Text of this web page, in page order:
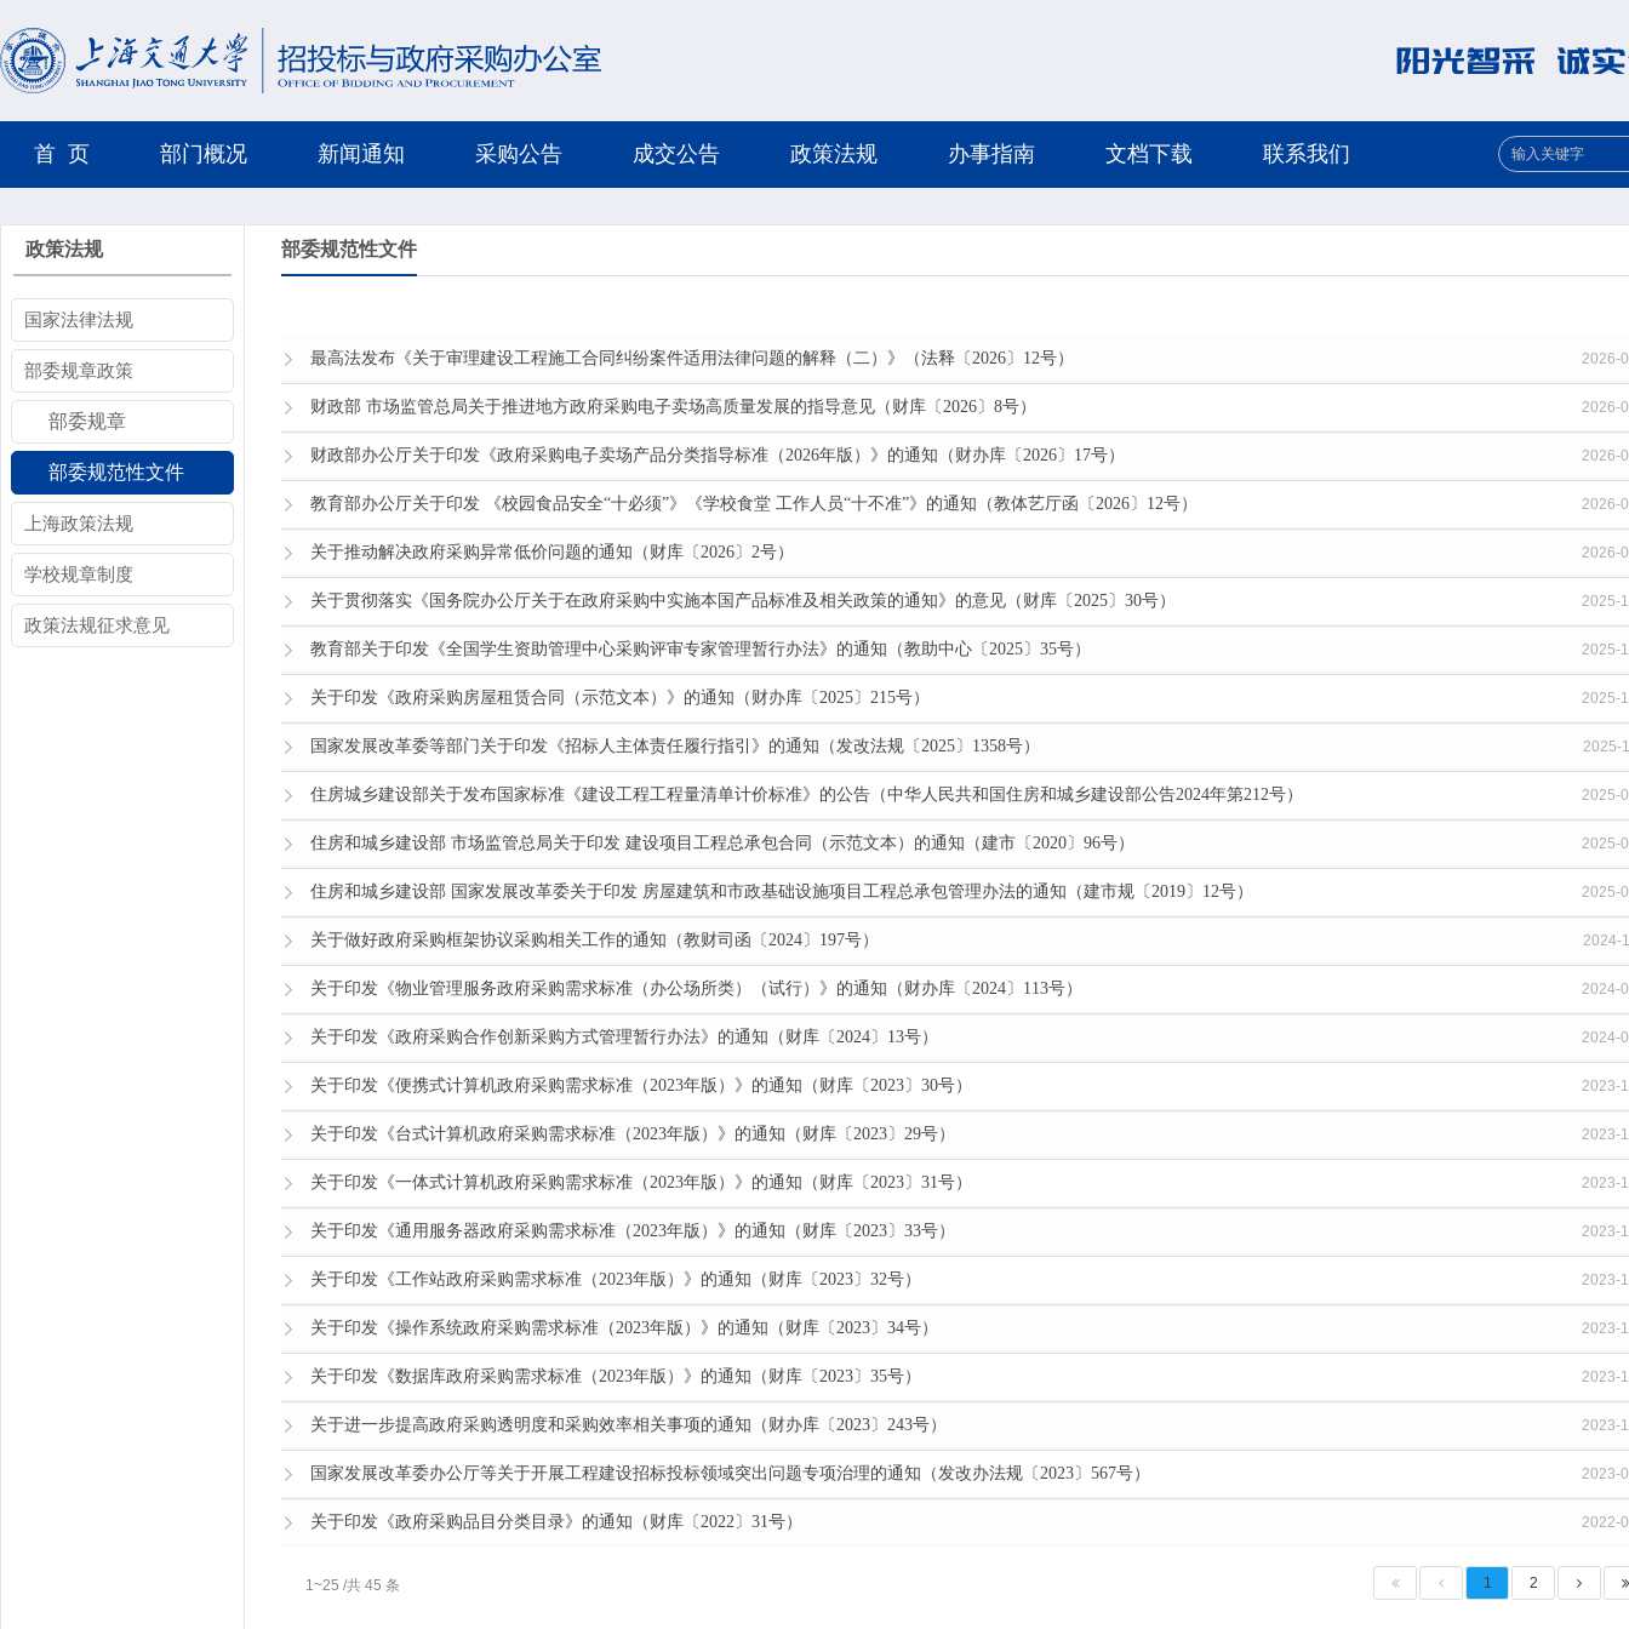
首 页 部门概况 新闻通知 采购公告 成交公告 政策法规 办事指南 文档下载 联系我们
政策法规
国家法律法规
部委规章政策
部委规章
部委规范性文件
上海政策法规
学校规章制度
政策法规征求意见
部委规范性文件
最高法发布《关于审理建设工程施工合同纠纷案件适用法律问题的解释（二）》（法释〔2026〕12号） 2026-
财政部 市场监管总局关于推进地方政府采购电子卖场高质量发展的指导意见（财库〔2026〕8号） 2026-
财政部办公厅关于印发《政府采购电子卖场产品分类指导标准（2026年版）》的通知（财办库〔2026〕17号） 2026-
教育部办公厅关于印发 《校园食品安全“十必须”》《学校食堂 工作人员“十不准”》的通知（教体艺厅函〔2026〕12号） 2026-
关于推动解决政府采购异常低价问题的通知（财库〔2026〕2号） 2026-
关于贯彻落实《国务院办公厅关于在政府采购中实施本国产品标准及相关政策的通知》的意见（财库〔2025〕30号） 2025-
教育部关于印发《全国学生资助管理中心采购评审专家管理暂行办法》的通知（教助中心〔2025〕35号） 2025-
关于印发《政府采购房屋租赁合同（示范文本）》的通知（财办库〔2025〕215号） 2025-
国家发展改革委等部门关于印发《招标人主体责任履行指引》的通知（发改法规〔2025〕1358号） 2025-
住房城乡建设部关于发布国家标准《建设工程工程量清单计价标准》的公告（中华人民共和国住房和城乡建设部公告2024年第212号） 2025-
住房和城乡建设部 市场监管总局关于印发 建设项目工程总承包合同（示范文本）的通知（建市〔2020〕96号） 2025-
住房和城乡建设部 国家发展改革委关于印发 房屋建筑和市政基础设施项目工程总承包管理办法的通知（建市规〔2019〕12号） 2025-
关于做好政府采购框架协议采购相关工作的通知（教财司函〔2024〕197号） 2024-
关于印发《物业管理服务政府采购需求标准（办公场所类）（试行）》的通知（财办库〔2024〕113号） 2024-
关于印发《政府采购合作创新采购方式管理暂行办法》的通知（财库〔2024〕13号） 2024-
关于印发《便携式计算机政府采购需求标准（2023年版）》的通知（财库〔2023〕30号） 2023-
关于印发《台式计算机政府采购需求标准（2023年版）》的通知（财库〔2023〕29号） 2023-
关于印发《一体式计算机政府采购需求标准（2023年版）》的通知（财库〔2023〕31号） 2023-
关于印发《通用服务器政府采购需求标准（2023年版）》的通知（财库〔2023〕33号） 2023-
关于印发《工作站政府采购需求标准（2023年版）》的通知（财库〔2023〕32号） 2023-
关于印发《操作系统政府采购需求标准（2023年版）》的通知（财库〔2023〕34号） 2023-
关于印发《数据库政府采购需求标准（2023年版）》的通知（财库〔2023〕35号） 2023-
关于进一步提高政府采购透明度和采购效率相关事项的通知（财办库〔2023〕243号） 2023-
国家发展改革委办公厅等关于开展工程建设招标投标领域突出问题专项治理的通知（发改办法规〔2023〕567号） 2023-
关于印发《政府采购品目分类目录》的通知（财库〔2022〕31号） 2022-
1~25 /共 45 条 1 2